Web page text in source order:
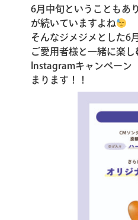
6月中旬ということもあ
が続いていますよね
そんなジメジメとした6
ご愛用者様と一緒に楽し
Instagramキャンペーン
まります！！